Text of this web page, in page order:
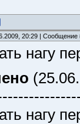
20:29 |
нагу
нагу